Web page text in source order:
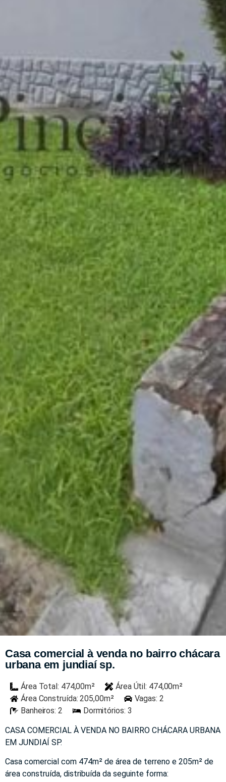
Casa comercial à venda no bairro chácara
urbana em jundiaí sp.
Área Total: 474,00m²
Área Útil: 474,00m²
Área Construída: 205,00m²
Vagas: 2
Banheiros: 2
Dormitórios: 3
CASA COMERCIAL À VENDA NO BAIRRO CHÁCARA URBANA
EM JUNDIAÍ SP.
Casa comercial com 474m² de área de terreno e 205m² de
área construída, distribuída da seguinte forma: